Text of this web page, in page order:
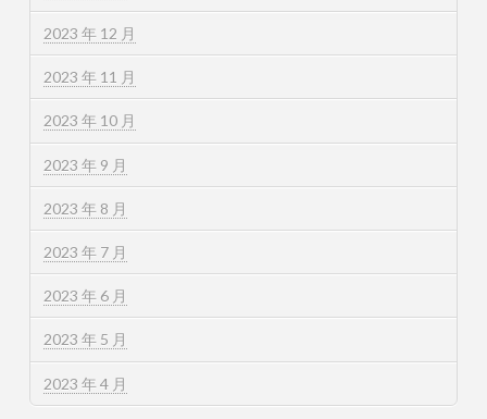
2023 年 12 月
2023 年 11 月
2023 年 10 月
2023 年 9 月
2023 年 8 月
2023 年 7 月
2023 年 6 月
2023 年 5 月
2023 年 4 月